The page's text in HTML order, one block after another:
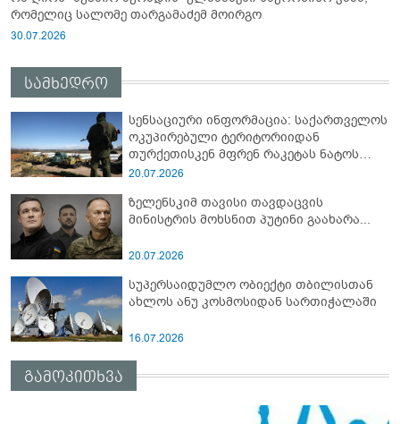
რომელიც სალომე თარგამაძემ მოირგო
30.07.2026
სამხედრო
სენსაციური ინფორმაცია: საქართველოს
ოკუპირებული ტერიტორიიდან
თურქეთისკენ მფრენ რაკეტას ნატოს
სამიტი კინაღამ ჩაუშლია
20.07.2026
ზელენსკიმ თავისი თავდაცვის
მინისტრის მოხსნით პუტინი გაახარა...
20.07.2026
სუპერსაიდუმლო ობიექტი თბილისთან
ახლოს ანუ კოსმოსიდან სართიჭალაში
16.07.2026
გამოკითხვა